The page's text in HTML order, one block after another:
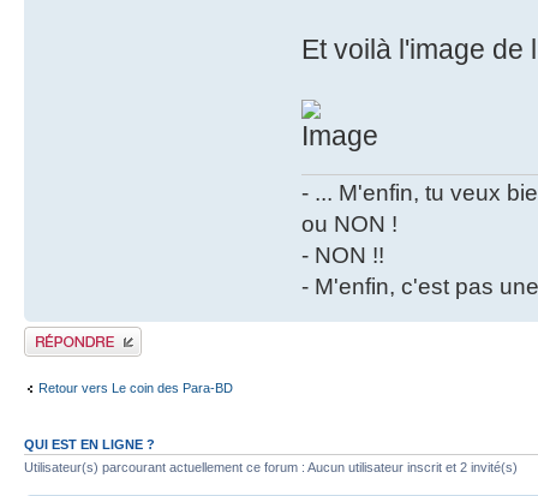
Et voilà l'image de
- ... M'enfin, tu veux
ou NON !
- NON !!
- M'enfin, c'est pas
Publier une réponse
Retour vers Le coin des Para-BD
QUI EST EN LIGNE ?
Utilisateur(s) parcourant actuellement ce forum : Aucun utilisateur inscrit et 2 invité(s)